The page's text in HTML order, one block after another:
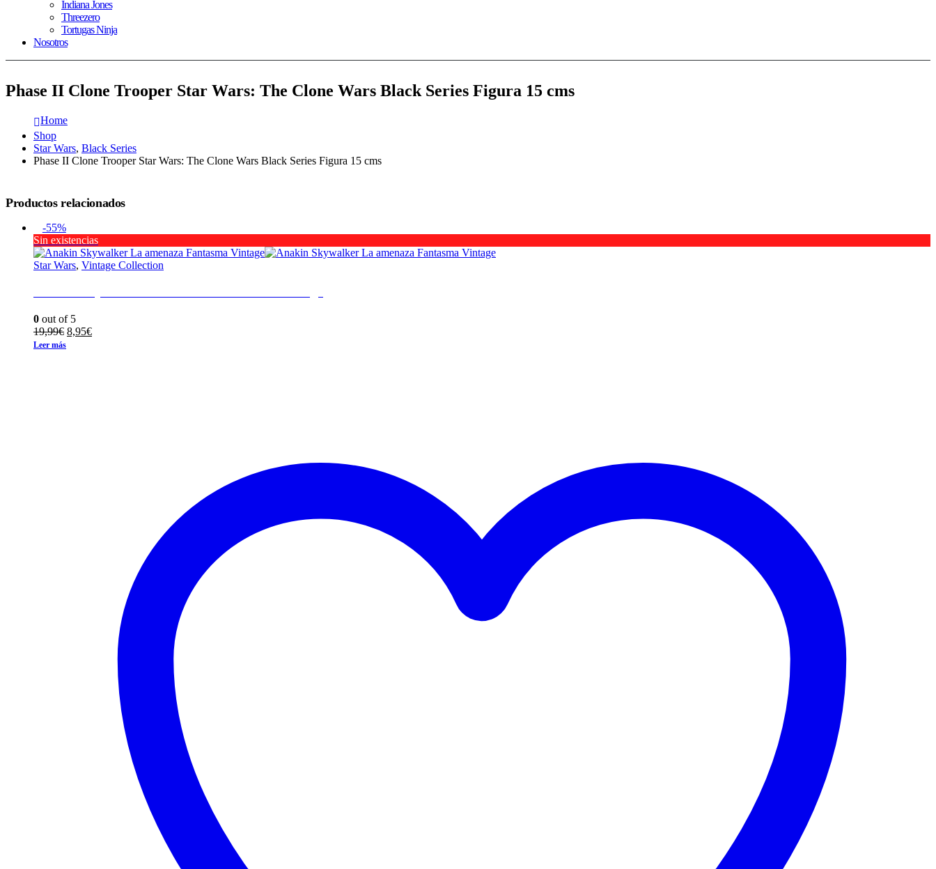
Indiana Jones
Threezero
Tortugas Ninja
Nosotros
Phase II Clone Trooper Star Wars: The Clone Wars Black Series Figura 15 cms
Home
Shop
Star Wars, Black Series
Phase II Clone Trooper Star Wars: The Clone Wars Black Series Figura 15 cms
Productos relacionados
-55%
Sin existencias
Star Wars, Vintage Collection
0 out of 5
19,99€ El
8,95€El
Leer más